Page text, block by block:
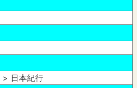
> 日本紀行